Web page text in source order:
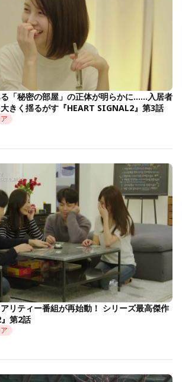
「秘密の部屋」の正体が明らかに……入居者
きく揺るがす『HEART SIGNAL2』第3話
リティー番組が再始動！ シリーズ最高傑作
第2話